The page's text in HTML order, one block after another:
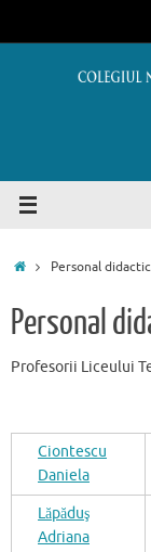
PrimaPersonal didactic
Personal
Profesorii Liceului
Ciontescu
Daniela
Lăpăduş
Adriana